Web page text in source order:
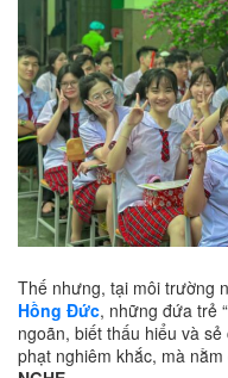
Thế nhưng, tại môi trường
Hồng Đức, những đứa trẻ
ngoãn, biết thấu hiểu và
phạt nghiêm khắc, mà